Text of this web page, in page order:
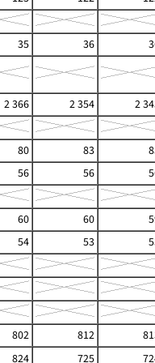
35 36
2 366 2 354
2
80 83
56 56
60 60
54 53
802 812
824 725